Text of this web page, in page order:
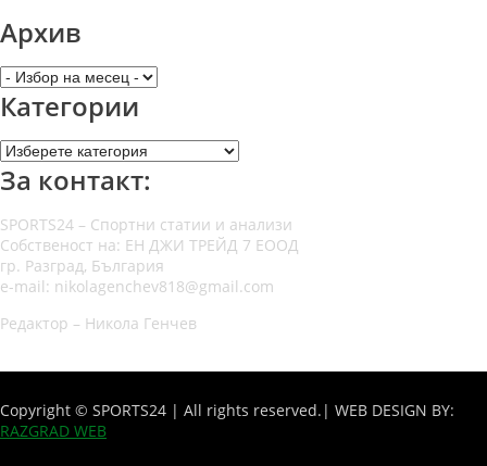
Архив
Архив
Категории
Категории
За контакт:
SPORTS24 – Спортни статии и анализи
Собственост на: ЕН ДЖИ ТРЕЙД 7 ЕООД
гр. Разград, България
e-mail: nikolagenchev818@gmail.com
Редактор – Никола Генчев
Copyright © SPORTS24 | All rights reserved. | WEB DESIGN BY:
RAZGRAD WEB